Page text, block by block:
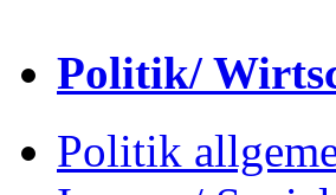
Politik/
Politik